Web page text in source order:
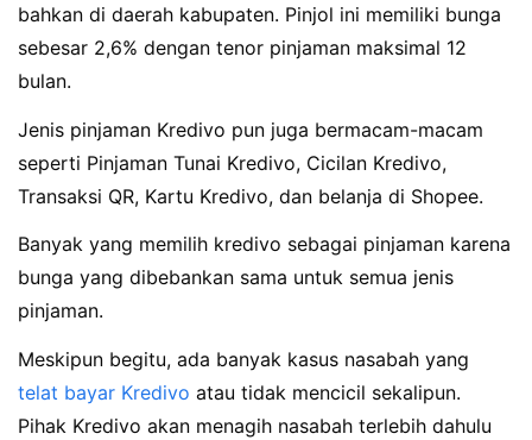
bahkan di daerah kabupaten. Pinjol ini memiliki bunga
sebesar 2,6% dengan tenor pinjaman maksimal 12
bulan.
Jenis pinjaman Kredivo pun juga bermacam-macam
seperti Pinjaman Tunai Kredivo, Cicilan Kredivo,
Transaksi QR, Kartu Kredivo, dan belanja di Shopee.
Banyak yang memilih kredivo sebagai pinjaman karena
bunga yang dibebankan sama untuk semua jenis
pinjaman.
Meskipun begitu, ada banyak kasus nasabah yang
telat bayar Kredivo atau tidak mencicil sekalipun.
Pihak Kredivo akan menagih nasabah terlebih dahulu